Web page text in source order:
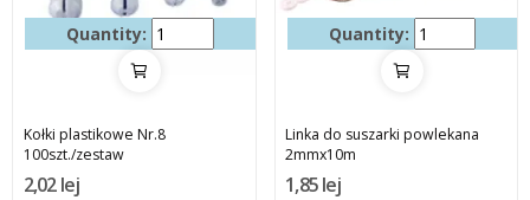
Quantity:
Kołki plastikowe Nr.8
100szt./zestaw
2,02 lej
Quantity:
Linka do suszarki powlekana
2mmx10m
1,85 lej